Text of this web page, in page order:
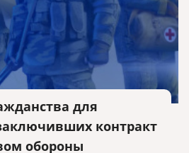
для
контракт
обороны